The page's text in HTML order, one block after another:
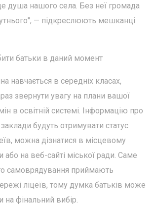
душа нашого села. Без неї громада
— підкреслюють мешканці
батьки в даний момент
навчається в середніх класах,
звернути увагу на плани вашої
в освітній системі. Інформацію про
заклади будуть отримувати статус
можна дізнатися в місцевому
або на веб-сайті міської ради. Саме
самоврядування приймають
ліцеїв, тому думка батьків може
на фінальний вибір.